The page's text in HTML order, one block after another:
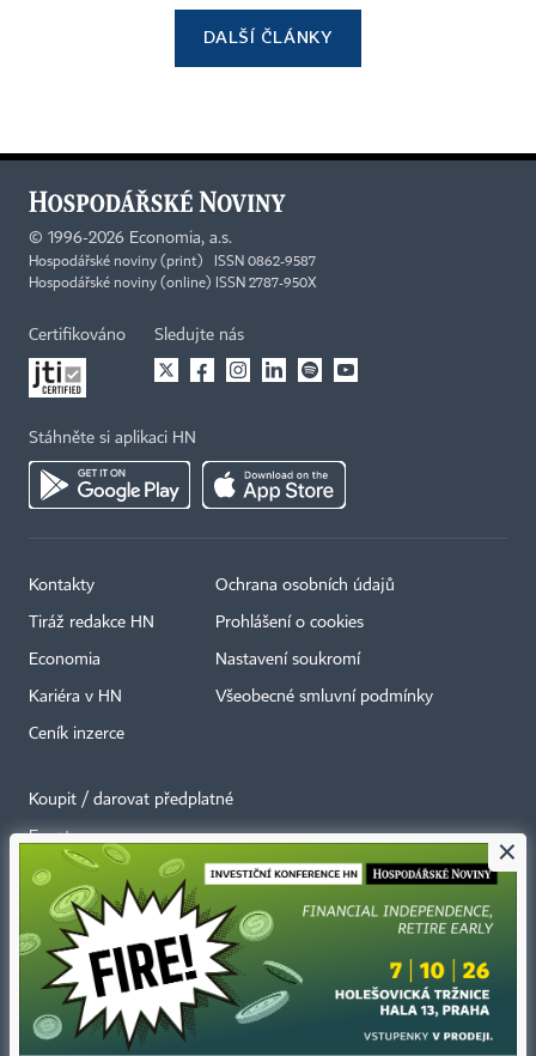
DALŠÍ ČLÁNKY
© 1996-2026 Economia, a.s.
Hospodářské noviny (print) ISSN 0862-9587
Hospodářské noviny (online) ISSN 2787-950X
Certifikováno Sledujte nás
Stáhněte si aplikaci HN
Kontakty
Tiráž redakce HN
Economia
Kariéra v HN
Ceník inzerce
Ochrana osobních údajů
Prohlášení o cookies
Nastavení soukromí
Všeobecné smluvní podmínky
Koupit / darovat předplatné
Eventy
Newslettery
RSS kanály
Autorská práva vykonává vydavatel. Bez písemného svolení vydavatele je
zakázáno jakékoli užití částí nebo celku díla, zejména rozmnožování a šíření
jakýmkoli způsobem, mechanickým nebo elektronickým, v českém nebo
×